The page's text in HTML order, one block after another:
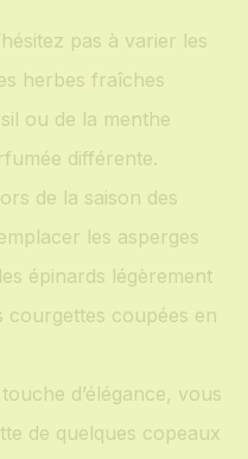
pas à varier les
herbes fraîches
ou de la menthe
différente.
de la saison des
les asperges
épinards légèrement
courgettes coupées en
d’élégance, vous
de quelques copeaux